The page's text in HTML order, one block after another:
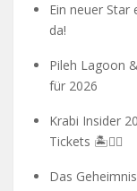
Ein neuer Star
da!
Pileh Lagoon
für 2026
Krabi Insider
Tickets 🏝️🧗‍♂️
Das